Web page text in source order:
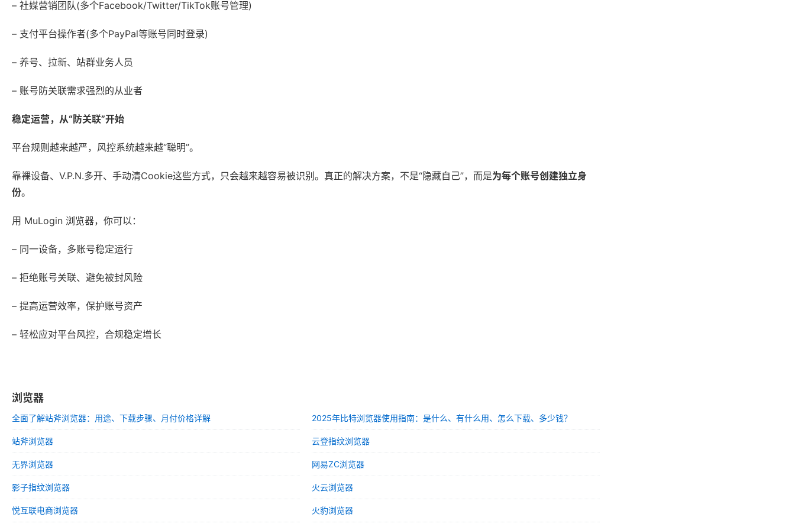
– 社媒营销团队(多个Facebook/Twitter/TikTok账号管理)
– 支付平台操作者(多个PayPal等账号同时登录)
– 养号、拉新、站群业务人员
– 账号防关联需求强烈的从业者
稳定运营，从“防关联”开始
平台规则越来越严，风控系统越来越“聪明”。
靠裸设备、V.P.N.多开、手动清Cookie这些方式，只会越来越容易被识别。真正的解决方案，不是“隐藏自己”，而是为每个账号创建独立身
份。
用 MuLogin 浏览器，你可以：
– 同一设备，多账号稳定运行
– 拒绝账号关联、避免被封风险
– 提高运营效率，保护账号资产
– 轻松应对平台风控，合规稳定增长
浏览器
全面了解站斧浏览器：用途、下载步骤、月付价格详解 2025年比特浏览器使用指南：是什么、有什么用、怎么下载、多少钱？
站斧浏览器 云登指纹浏览器
无界浏览器 网易ZC浏览器
影子指纹浏览器 火云浏览器
悦互联电商浏览器 火豹浏览器